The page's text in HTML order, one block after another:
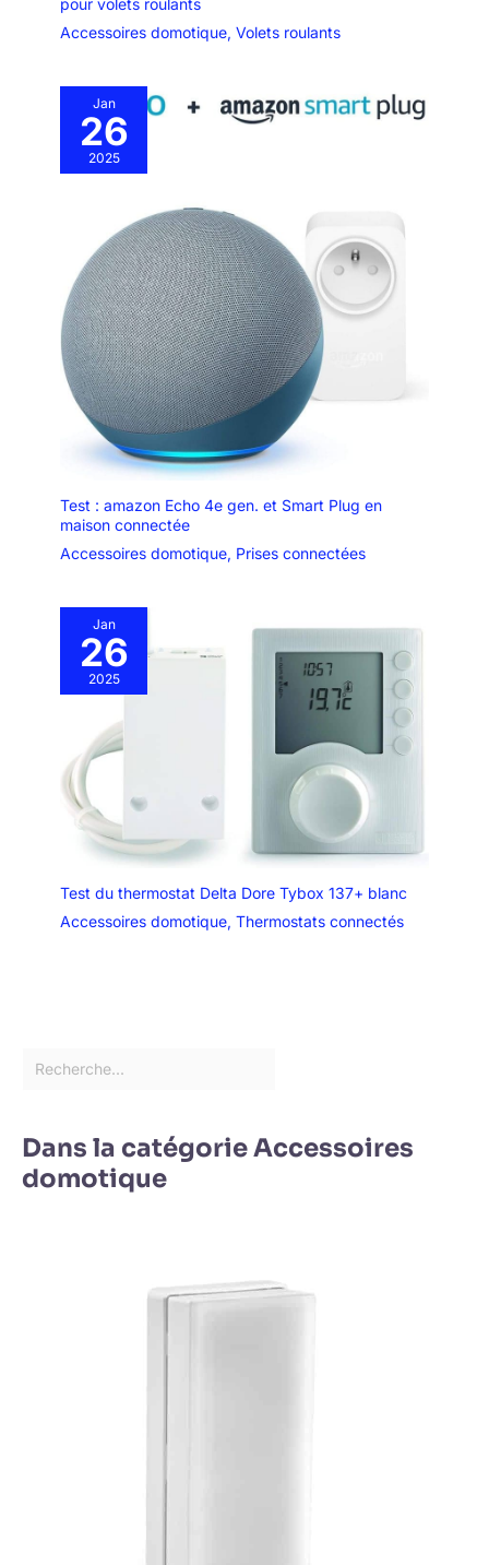
pour volets roulants
Accessoires domotique, Volets roulants
Jan
26
2025
Test : amazon Echo 4e gen. et Smart Plug en
maison connectée
Accessoires domotique, Prises connectées
Jan
26
2025
Test du thermostat Delta Dore Tybox 137+ blanc
Accessoires domotique, Thermostats connectés
Dans la catégorie Accessoires
domotique